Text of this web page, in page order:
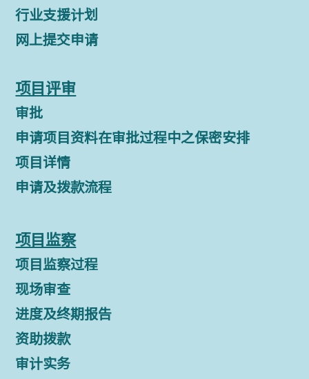
行业支援计划
网上提交申请
项目评审
审批
申请项目资料在审批过程中之保密安排
项目详情
申请及拨款流程
项目监察
项目监察过程
现场审查
进度及终期报告
资助拨款
审计实务